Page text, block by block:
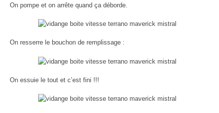
On pompe et on arrête quand ça déborde.
On resserre le bouchon de remplissage :
On essuie le tout et c’est fini !!!